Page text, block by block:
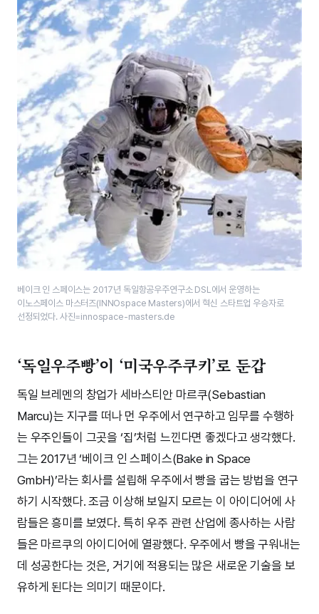
베이크 인 스페이스는 2017년 독일항공우주연구소 DSL에서 운영하는
이노스페이스 마스터즈(INNOspace Masters)에서 혁신 스타트업 우승자로
선정되었다. 사진=innospace-masters.de
‘독일우주빵’이 ‘미국우주쿠키’로 둔갑
독일 브레멘의 창업가 세바스티안 마르쿠(Sebastian
Marcu)는 지구를 떠나 먼 우주에서 연구하고 임무를 수행하
는 우주인들이 그곳을 ‘집’처럼 느낀다면 좋겠다고 생각했다.
그는 2017년 ‘베이크 인 스페이스(Bake in Space
GmbH)’라는 회사를 설립해 우주에서 빵을 굽는 방법을 연구
하기 시작했다. 조금 이상해 보일지 모르는 이 아이디어에 사
람들은 흥미를 보였다. 특히 우주 관련 산업에 종사하는 사람
들은 마르쿠의 아이디어에 열광했다. 우주에서 빵을 구워내는
데 성공한다는 것은, 거기에 적용되는 많은 새로운 기술을 보
유하게 된다는 의미기 때문이다.